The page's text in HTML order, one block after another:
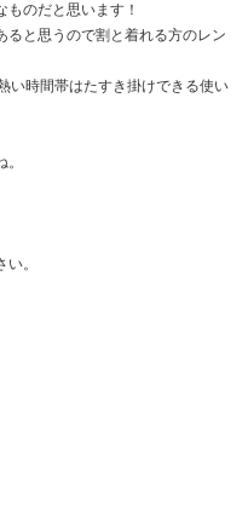
のだと思います！
ると思うので割と着れる方のレン
い時間帯はたすき掛けできる使い
。